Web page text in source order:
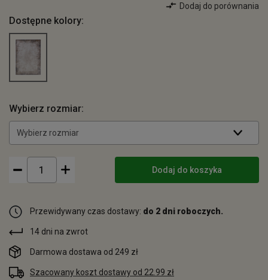
Dodaj do porównania
Dostępne kolory:
Wybierz rozmiar:
Wybierz rozmiar
Dodaj do koszyka
Przewidywany czas dostawy: do 2 dni roboczych.
14 dni na zwrot
Darmowa dostawa od 249 zł
Szacowany koszt dostawy od 22.99 zł